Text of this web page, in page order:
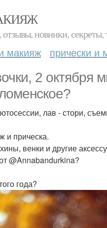
новинки, секреты,
макияж прически и
2 октября
лав - стори,
и прическа.
венки и другие
@Annabandurkina?
года?